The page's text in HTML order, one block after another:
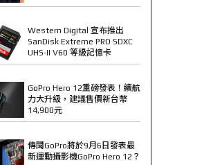
Western Digital 宣布推出
SanDisk Extreme PRO SDXC
UHS-II V60 等級記憶卡
GoPro Hero 12重磅發表！續航
力大升級，建議售價新台幣
14,900元
傳聞GoPro將於9月6日發表最
新運動攝影機GoPro Hero 12？